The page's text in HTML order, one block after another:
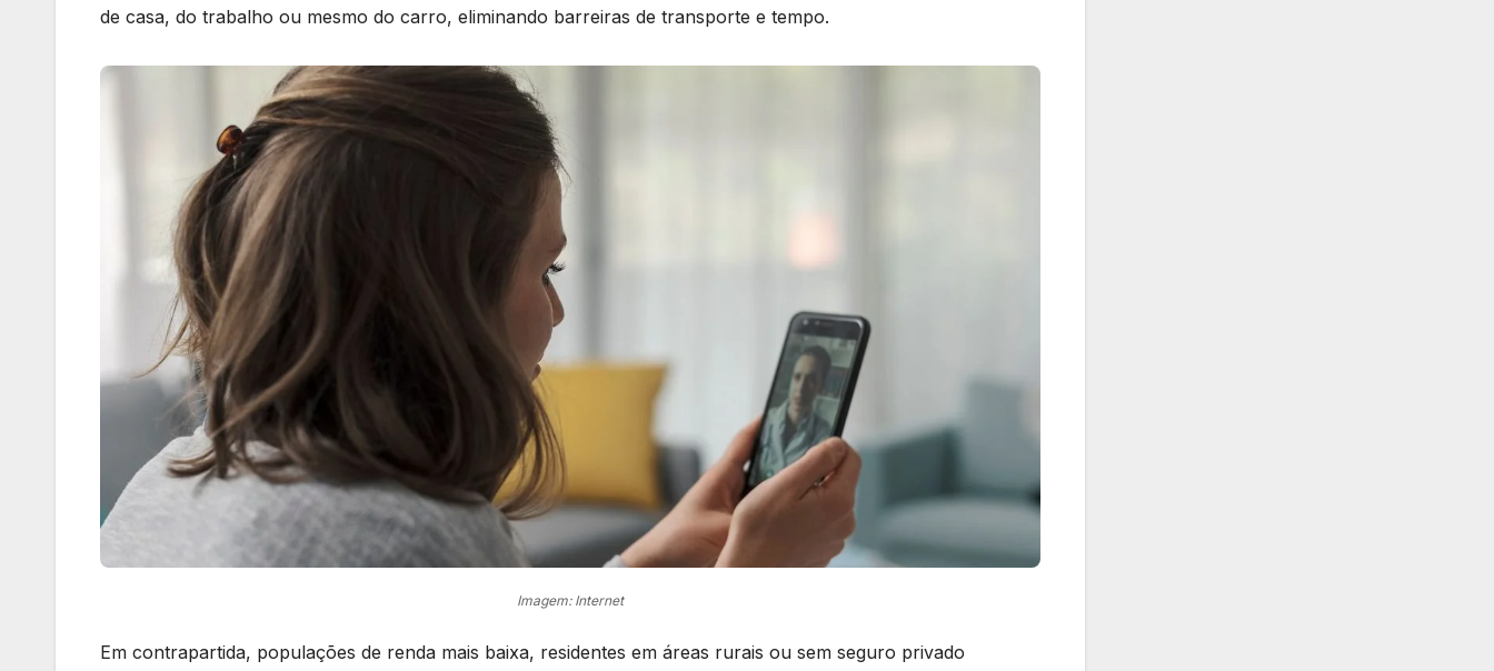
de casa, do trabalho ou mesmo do carro, eliminando barreiras de transporte e tempo.
Imagem: Internet
Em contrapartida, populações de renda mais baixa, residentes em áreas rurais ou sem seguro privado